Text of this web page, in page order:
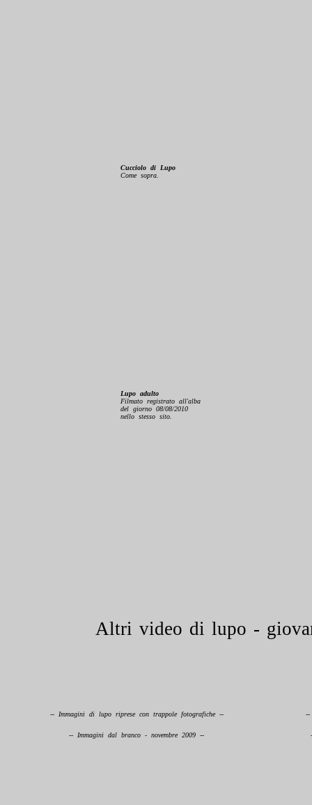
Cucciolo di Lupo
Come sopra.
Lupo adulto
Filmato registrato all'alba
del giorno 08/08/2010
nello stesso sito.
Altri video di lupo -
-- Immagini di lupo riprese con trappole fotografiche -- --
-- Immagini dal branco - novembre 2009 --